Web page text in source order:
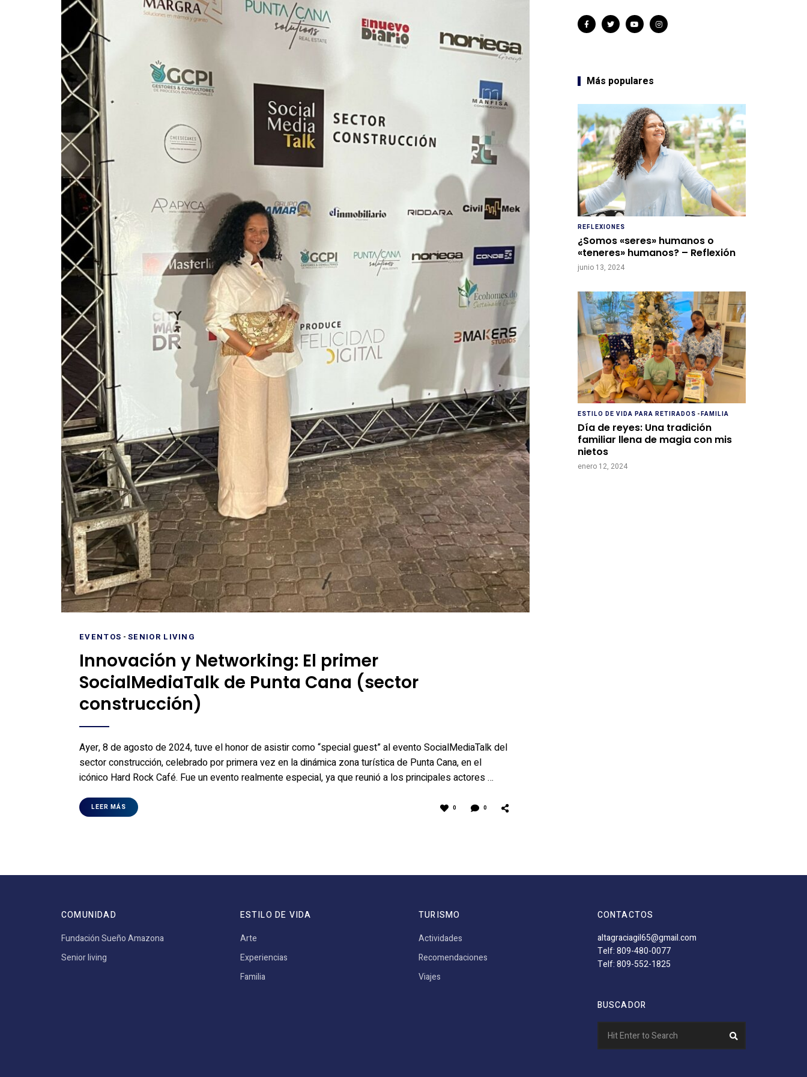
EVENTOS -SENIOR LIVING
Innovación y Networking: El primer
SocialMediaTalk de Punta Cana (sector
construcción)
Ayer, 8 de agosto de 2024, tuve el honor de asistir como “special guest” al evento SocialMediaTalk del
sector construcción, celebrado por primera vez en la dinámica zona turística de Punta Cana, en el
icónico Hard Rock Café. Fue un evento realmente especial, ya que reunió a los principales actores …
LEER MÁS 0 0
Más populares
REFLEXIONES
¿Somos «seres» humanos o
«teneres» humanos? – Reflexión
junio 13, 2024
ESTILO DE VIDA PARA RETIRADOS -FAMILIA
Día de reyes: Una tradición
familiar llena de magia con mis
nietos
enero 12, 2024
COMUNIDAD
Fundación Sueño Amazona
Senior living
ESTILO DE VIDA
Arte
Experiencias
Familia
TURISMO
Actividades
Recomendaciones
Viajes
CONTACTOS
altagraciagil65@gmail.com
Telf: 809-480-0077
Telf: 809-552-1825
BUSCADOR
for: